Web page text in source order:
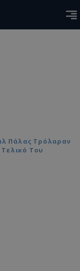
Πάλας Τρόλαραν
Του